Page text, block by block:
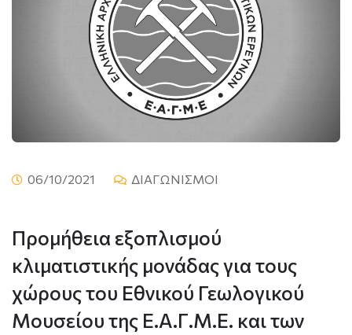
06/10/2021 ΔΙΑΓΩΝΙΣΜΟΙ
Προμήθεια εξοπλισμού
κλιματιστικής μονάδας για τους
χώρους του Εθνικού Γεωλογικού
Μουσείου της Ε.Α.Γ.Μ.Ε. και των